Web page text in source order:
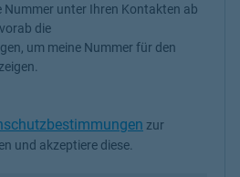
Nummer unter Ihren Kontakten ab
die
um meine Nummer für den
zur Kenntnis
zur
und akzeptiere diese.